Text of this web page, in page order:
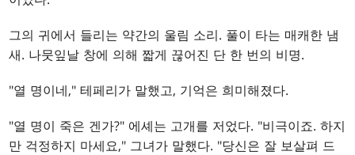
그의 귀에서 들리는 약간의 울림 소리. 풀이 타는 매캐한 냄
새. 나뭇잎날 창에 의해 짧게 끊어진 단 한 번의 비명.
"열 명이네," 테페리가 말했고, 기억은 희미해졌다.
"열 명이 죽은 겐가?" 에셰는 고개를 저었다. "비극이죠. 하지
만 걱정하지 마세요," 그녀가 말했다. "당신은 잘 보살펴 드